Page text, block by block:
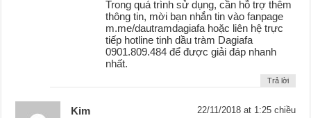
Trong quá trình sử dụng, cần hỗ trợ thêm
thông tin, mời bạn nhắn tin vào fanpage
m.me/dautramdagiafa hoặc liên hệ trực
tiếp hotline tinh dầu tràm Dagiafa
0901.809.484 để được giải đáp nhanh
nhất.
Trả lời
Kim 22/11/2018 at 1:25 chiều